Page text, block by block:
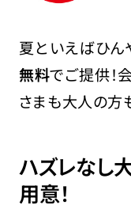
夏といえばひん
無料でご提供！
さまも大人の方
ハズレなし
用意！